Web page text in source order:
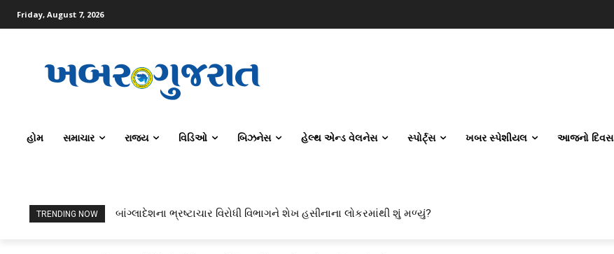
Friday, August 7, 2026
હોમ સમાચાર રાજ્ય વિડિઓ બિઝનેસ હેલ્થ એન્ડ વેલનેસ સ્પોર્ટ્સ ખબર સ્પેશીયલ આજનો દિવસ
TRENDING NOW બાંગ્લાદેશના ભ્રષ્ટાચાર વિરોધી વિભાગને શેખ હસીનાના લોકરમાંથી શું મળ્યું?